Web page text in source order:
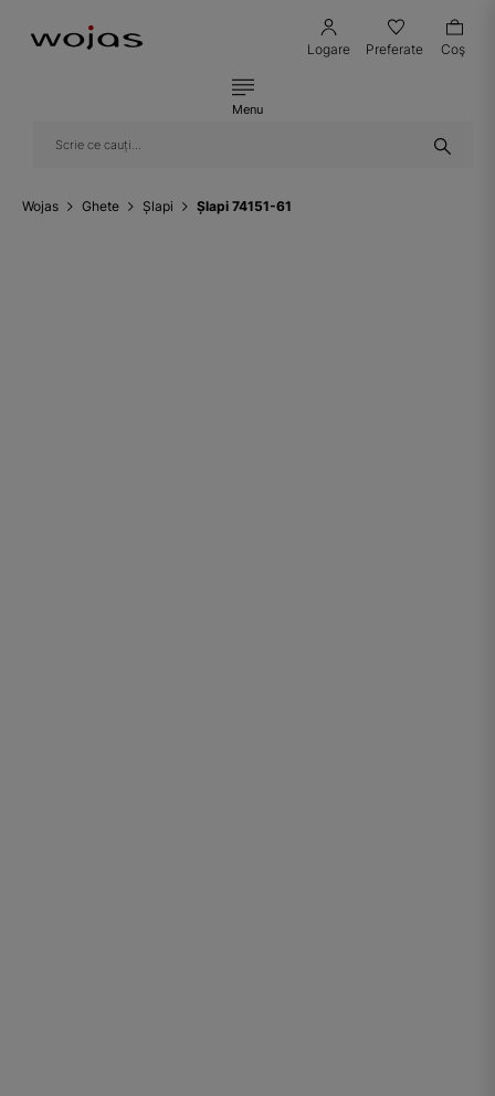
Logare Preferate Coş
Menu
Wojas Ghete Șlapi Șlapi 74151-61